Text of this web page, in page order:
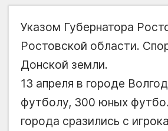
Указом Губернатора
Ростовской области.
Донской земли.
13 апреля в городе
футболу, 300 юных
города сразились с